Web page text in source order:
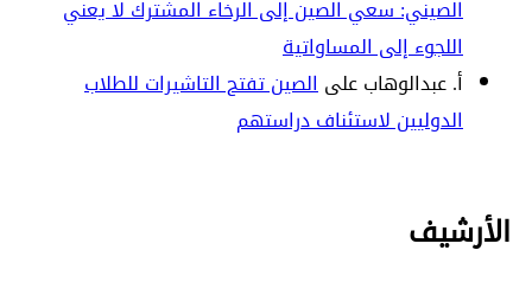
الصيني: سعي الصين إلى الرخاء المشترك لا يعني
اللجوء إلى المساواتية
أ. عبدالوهابعلىالصين تفتح التاشيرات للطلاب
الدوليين لاستئناف دراستهم
الأرشيف